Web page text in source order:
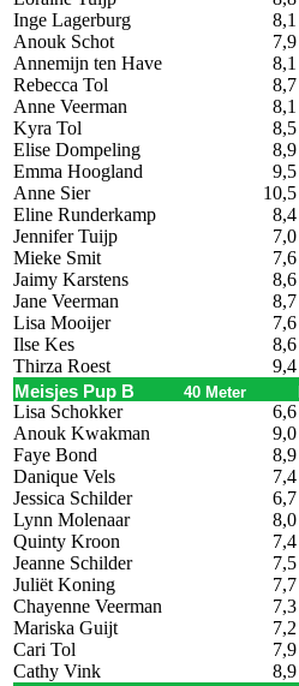
Inge Lagerburg
8,1
Anouk Schot
7,9
Annemijn ten Have
8,1
Rebecca Tol
8,7
Anne Veerman
8,1
Kyra Tol
8,5
Elise Dompeling
8,9
Emma Hoogland
9,5
Anne Sier
10,5
Eline Runderkamp
8,4
Jennifer Tuijp
7,0
Mieke Smit
7,6
Jaimy Karstens
8,6
Jane Veerman
8,7
Lisa Mooijer
7,6
Ilse Kes
8,6
Thirza Roest
9,4
Meisjes Pup B 40 Meter
Lisa Schokker 6,6
Anouk Kwakman
9,0
Faye Bond
8,9
Danique Vels
7,4
Jessica Schilder
6,7
Lynn Molenaar
8,0
Quinty Kroon
7,4
Jeanne Schilder
7,5
Juliët Koning
7,7
Chayenne Veerman
7,3
Mariska Guijt
7,2
Cari Tol
7,9
Cathy Vink
8,9